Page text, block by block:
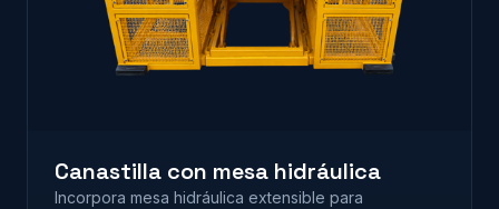
Canastilla con mesa hidráulica
Incorpora mesa hidráulica extensible para